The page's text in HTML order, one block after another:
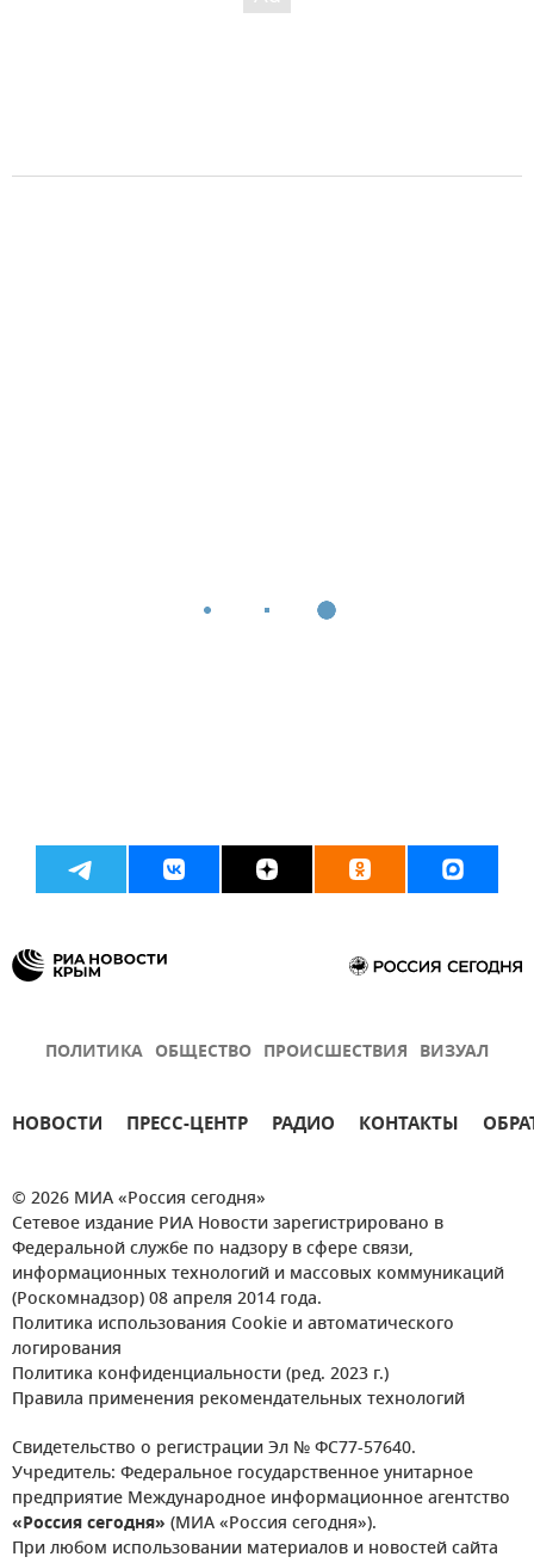
ПОЛИТИКА ОБЩЕСТВО ПРОИСШЕСТВИЯ ВИЗУАЛ
НОВОСТИ ПРЕСС-ЦЕНТР РАДИО КОНТАКТЫ
© 2026 МИА «Россия сегодня»
Сетевое издание РИА Новости зарегистрировано в
Федеральной службе по надзору в сфере связи,
информационных технологий и массовых коммуникаций
(Роскомнадзор) 08 апреля 2014 года.
Политика использования Cookie и автоматического
логирования
Политика конфиденциальности (ред. 2023 г.)
Правила применения рекомендательных технологий
Свидетельство о регистрации Эл № ФС77-57640.
Учредитель: Федеральное государственное унитарное
предприятие Международное информационное агентство
«Россия сегодня» (МИА «Россия сегодня»).
При любом использовании материалов и новостей сайта